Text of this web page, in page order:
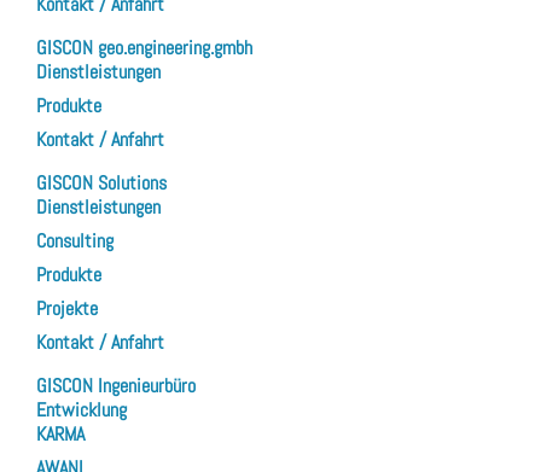
GISCON geo.engineering.gmbh
Dienstleistungen
Produkte
Kontakt / Anfahrt
GISCON Solutions
Dienstleistungen
Consulting
Produkte
Projekte
Kontakt / Anfahrt
GISCON Ingenieurbüro
Entwicklung
KARMA